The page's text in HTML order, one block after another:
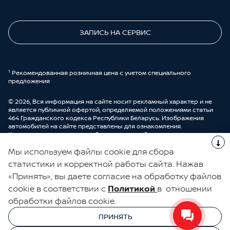
ЗАПИСЬ НА СЕРВИС
¹ Рекомендованная розничная цена с учетом специального
предложения
© 2026, Вся информация на сайте носит рекламный характер и не
является публичной офертой, определяемой положениями статьи
464 Гражданского кодекса Республики Беларусь. Изображения
автомобилей на сайте представлены для ознакомления.
Комплектации и цены могут быть изменены без предварительного
автоцентре ООО “ДрайвМоторс”.
ЭЛЕКТРОННАЯ КНИГА ОТЗЫВОВ
© 2026, УНП 191111259
ООО "ДрайвМоторс"
УНП 191111259 ООО "ДрайвМоторс"
Мы используем файлы cookie для сбора
статистики и корректной работы сайта. Нажав
«Принять», вы даете согласие на обработку файлов
cookie в соответствии с Политикой в отношении
обработки файлов cookie.
ПРИНЯТЬ